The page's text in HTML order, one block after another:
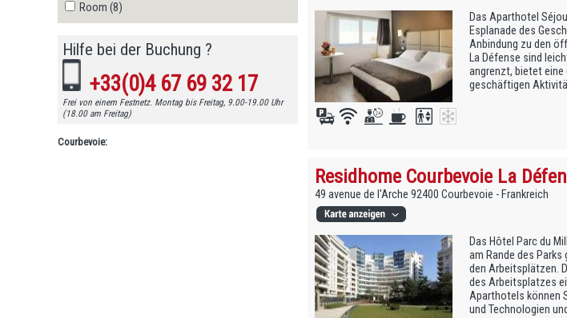
Room (8)
Hilfe bei der Buchung ?
+33(0)4 67 69 32 17
Frei von einem Festnetz. Montag bis Freitag, 9.00-19.00 Uhr
(18.00 am Freitag)
Courbevoie:
Das Aparthotel
Esplanade des
Anbindung zu den
La Défense sind
angrenzt, bietet eine
geschäftigen
Residhome Courbevoie La
49 avenue de l'Arche 92400 Courbevoie - Frankreich
Das Hôtel Parc du
am Rande des
den Arbeitsplätzen.
des Arbeitsplatzes
Aparthotels können
und Technologien